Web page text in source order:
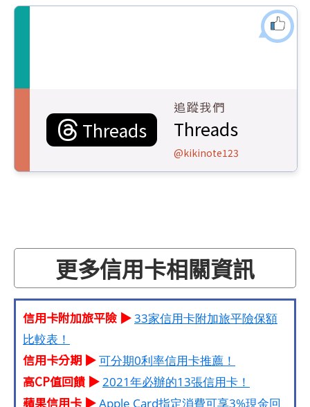
Threads
追蹤我們
Threads
@kikinote123
更多信用卡相關資訊
信用卡附加旅平險 ▶33家信用卡附加旅平險保額
比較表！
信用卡分期 ▶可分期0利率信用卡推薦！
高CP值回饋 ▶2021年必辦的13張信用卡！
蘋果信用卡 ▶Apple Card指定消費可享3%現金回